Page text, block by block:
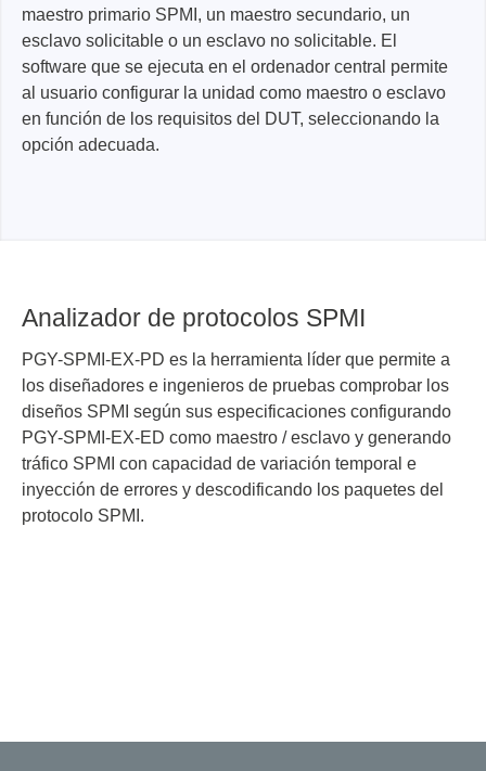
maestro primario SPMI, un maestro secundario, un
esclavo solicitable o un esclavo no solicitable. El
software que se ejecuta en el ordenador central permite
al usuario configurar la unidad como maestro o esclavo
en función de los requisitos del DUT, seleccionando la
opción adecuada.
Analizador de protocolos SPMI
PGY-SPMI-EX-PD es la herramienta líder que permite a
los diseñadores e ingenieros de pruebas comprobar los
diseños SPMI según sus especificaciones configurando
PGY-SPMI-EX-ED como maestro / esclavo y generando
tráfico SPMI con capacidad de variación temporal e
inyección de errores y descodificando los paquetes del
protocolo SPMI.